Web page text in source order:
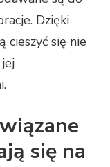
Dzięki
cieszyć się nie
się na